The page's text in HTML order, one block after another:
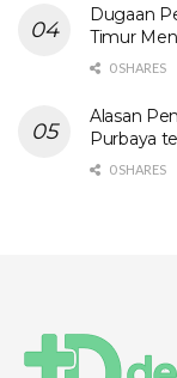
Dugaan
Timur
0 SHARES
Alasan
Purbaya
0 SHARES